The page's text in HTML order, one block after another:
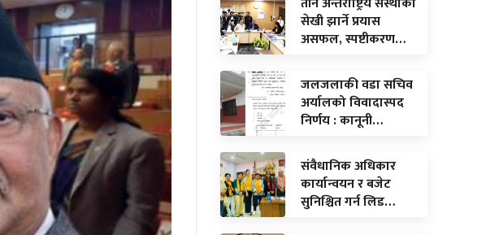
सेखी झार्ने प्रयास
असफल, स्पष्टीकरण…
जलजलाकी वडा सचिव
अर्यालको विवादास्पद
निर्णय : कानूनी…
संवैधानिक अधिकार
कार्यान्वयन र बजेट
सुनिश्चित गर्न लिड…